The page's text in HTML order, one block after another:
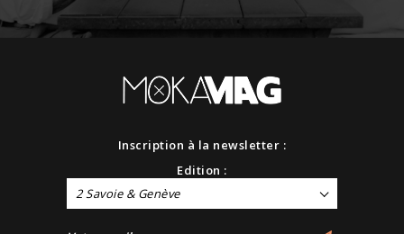
Inscription à la newsletter :
Edition :
2 Savoie & Genève